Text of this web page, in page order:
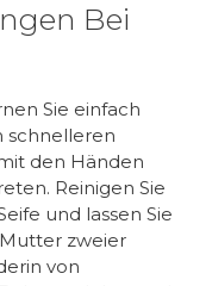
Bei
Sie einfach
schnelleren
den Händen
Reinigen Sie
und lassen Sie
zweier
von